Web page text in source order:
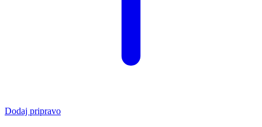
Dodaj pripravo